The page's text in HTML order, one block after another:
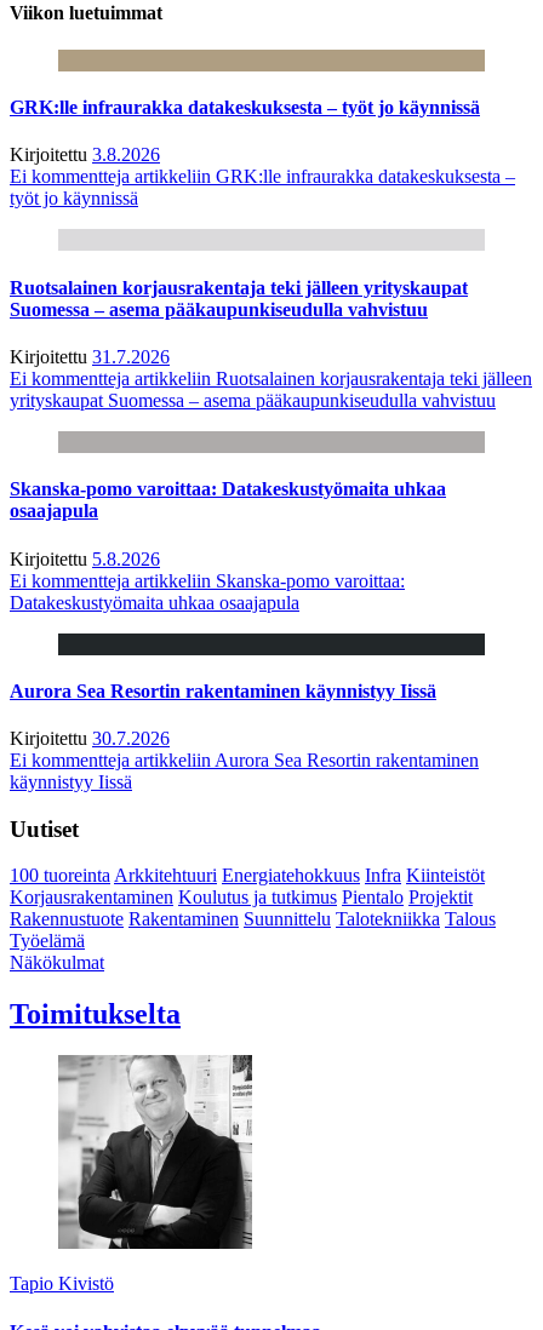
Viikon luetuimmat
GRK:lle infraurakka datakeskuksesta – työt jo käynnissä
Kirjoitettu 3.8.2026
Ei kommentteja artikkeliin GRK:lle infraurakka datakeskuksesta –
työt jo käynnissä
Ruotsalainen korjausrakentaja teki jälleen yrityskaupat
Suomessa – asema pääkaupunkiseudulla vahvistuu
Kirjoitettu 31.7.2026
Ei kommentteja artikkeliin Ruotsalainen korjausrakentaja teki jälleen
yrityskaupat Suomessa – asema pääkaupunkiseudulla vahvistuu
Skanska-pomo varoittaa: Datakeskustyömaita uhkaa
osaajapula
Kirjoitettu 5.8.2026
Ei kommentteja artikkeliin Skanska-pomo varoittaa:
Datakeskustyömaita uhkaa osaajapula
Aurora Sea Resortin rakentaminen käynnistyy Iissä
Kirjoitettu 30.7.2026
Ei kommentteja artikkeliin Aurora Sea Resortin rakentaminen
käynnistyy Iissä
Uutiset
100 tuoreintaArkkitehtuuri Energiatehokkuus Infra Kiinteistöt
Korjausrakentaminen Koulutus ja tutkimus Pientalo Projektit
Rakennustuote Rakentaminen Suunnittelu Talotekniikka Talous
Työelämä
Näkökulmat
Toimitukselta
Tapio Kivistö